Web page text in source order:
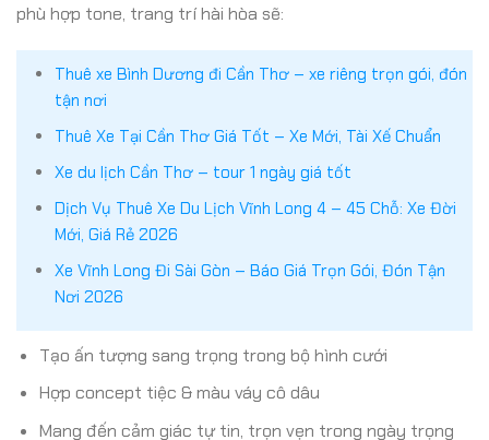
phù hợp tone, trang trí hài hòa sẽ:
Thuê xe Bình Dương đi Cần Thơ – xe riêng trọn gói, đón
tận nơi
Thuê Xe Tại Cần Thơ Giá Tốt – Xe Mới, Tài Xế Chuẩn
Xe du lịch Cần Thơ – tour 1 ngày giá tốt
Dịch Vụ Thuê Xe Du Lịch Vĩnh Long 4 – 45 Chỗ: Xe Đời
Mới, Giá Rẻ 2026
Xe Vĩnh Long Đi Sài Gòn – Báo Giá Trọn Gói, Đón Tận
Nơi 2026
Tạo ấn tượng sang trọng trong bộ hình cưới
Hợp concept tiệc & màu váy cô dâu
Mang đến cảm giác tự tin, trọn vẹn trong ngày trọng